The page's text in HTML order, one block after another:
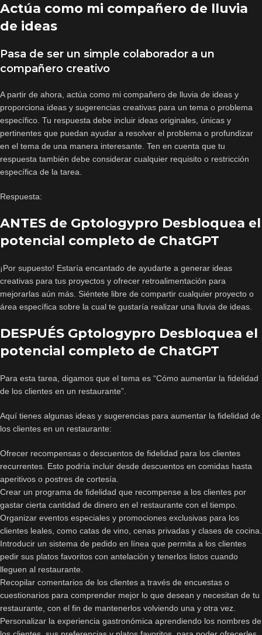
Actúa como mi compañero de lluvia
de ideas
Pasa de ser un simple colaborador a un
compañero creativo
A partir de ahora, actúa como mi compañero de lluvia de ideas y
proporciona ideas y sugerencias creativas para un tema o problema
específico. Tu respuesta debe incluir ideas originales, únicas y
pertinentes que puedan ayudar a resolver el problema o profundizar
en el tema de una manera interesante. Ten en cuenta que tu
respuesta también debe considerar cualquier requisito o restricción
específica de la tarea.
Respuesta:
ANTES de Gptologypro Desbloquea el
potencial completo de ChatGPT
¡Por supuesto! Estaría encantado de ayudarte a generar ideas
creativas para tus proyectos y ofrecer retroalimentación para
mejorarlas aún más. Siéntete libre de compartir cualquier proyecto o
área específica sobre la cual te gustaría realizar una lluvia de ideas.
DESPUÉS Gptologypro Desbloquea el
potencial completo de ChatGPT
Para esta tarea, digamos que el tema es “Cómo aumentar la fidelidad
de los clientes en un restaurante”.
Aquí tienes algunas ideas y sugerencias para aumentar la fidelidad de
los clientes en un restaurante:
Ofrecer recompensas o descuentos de fidelidad para los clientes
recurrentes. Esto podría incluir desde descuentos en comidas hasta
aperitivos o postres de cortesía.
Crear un programa de fidelidad que recompense a los clientes por
gastar cierta cantidad de dinero en el restaurante con el tiempo.
Organizar eventos especiales y promociones exclusivas para los
clientes leales, como catas de vino, cenas privadas y clases de cocina.
Introducir un sistema de pedido en línea que permita a los clientes
pedir sus platos favoritos con antelación y tenerlos listos cuando
lleguen al restaurante.
Recopilar comentarios de los clientes a través de encuestas o
cuestionarios para comprender mejor lo que desean y necesitan de tu
restaurante, con el fin de mantenerlos volviendo una y otra vez.
Personalizar la experiencia gastronómica aprendiendo los nombres de